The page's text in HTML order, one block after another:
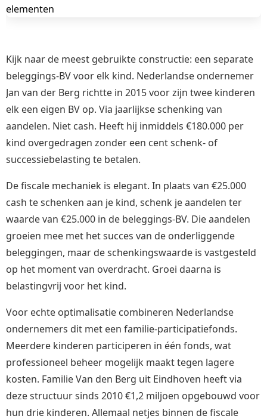
Kijk naar de meest gebruikte constructie: een separate
beleggings-BV voor elk kind. Nederlandse ondernemer
Jan van der Berg richtte in 2015 voor zijn twee kinderen
elk een eigen BV op. Via jaarlijkse schenking van
aandelen. Niet cash. Heeft hij inmiddels €180.000 per
kind overgedragen zonder een cent schenk- of
successiebelasting te betalen.
De fiscale mechaniek is elegant. In plaats van €25.000
cash te schenken aan je kind, schenk je aandelen ter
waarde van €25.000 in de beleggings-BV. Die aandelen
groeien mee met het succes van de onderliggende
beleggingen, maar de schenkingswaarde is vastgesteld
op het moment van overdracht. Groei daarna is
belastingvrij voor het kind.
Voor echte optimalisatie combineren Nederlandse
ondernemers dit met een familie-participatiefonds.
Meerdere kinderen participeren in één fonds, wat
professioneel beheer mogelijk maakt tegen lagere
kosten. Familie Van den Berg uit Eindhoven heeft via
deze structuur sinds 2010 €1,2 miljoen opgebouwd voor
hun drie kinderen. Allemaal netjes binnen de fiscale